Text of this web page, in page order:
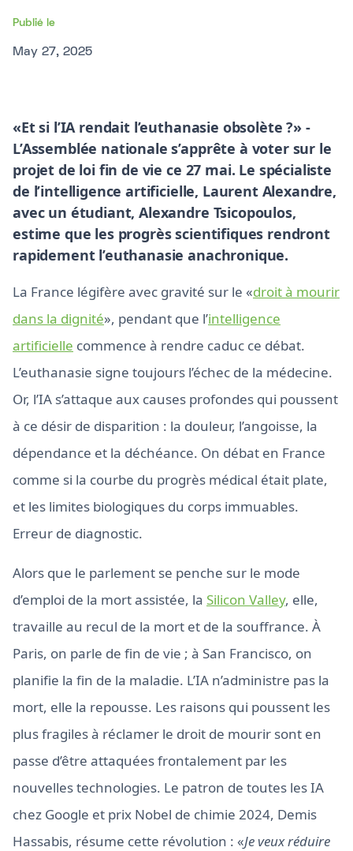
Publié le
May 27, 2025
«Et si l’IA rendait l’euthanasie obsolète ?» -
L’Assemblée nationale s’apprête à voter sur le
projet de loi fin de vie ce 27 mai. Le spécialiste
de l’intelligence artificielle, Laurent Alexandre,
avec un étudiant, Alexandre Tsicopoulos,
estime que les progrès scientifiques rendront
rapidement l’euthanasie anachronique.
La France légifère avec gravité sur le «droit à mourir
dans la dignité», pendant que l’intelligence
artificielle commence à rendre caduc ce débat.
L’euthanasie signe toujours l’échec de la médecine.
Or, l’IA s’attaque aux causes profondes qui poussent
à ce désir de disparition : la douleur, l’angoisse, la
dépendance et la déchéance. On débat en France
comme si la courbe du progrès médical était plate,
et les limites biologiques du corps immuables.
Erreur de diagnostic.
Alors que le parlement se penche sur le mode
d’emploi de la mort assistée, la Silicon Valley, elle,
travaille au recul de la mort et de la souffrance. À
Paris, on parle de fin de vie ; à San Francisco, on
planifie la fin de la maladie. L’IA n’administre pas la
mort, elle la repousse. Les raisons qui poussent les
plus fragiles à réclamer le droit de mourir sont en
passe d’être attaquées frontalement par les
nouvelles technologies. Le patron de toutes les IA
chez Google et prix Nobel de chimie 2024, Demis
Hassabis, résume cette révolution : «Je veux réduire